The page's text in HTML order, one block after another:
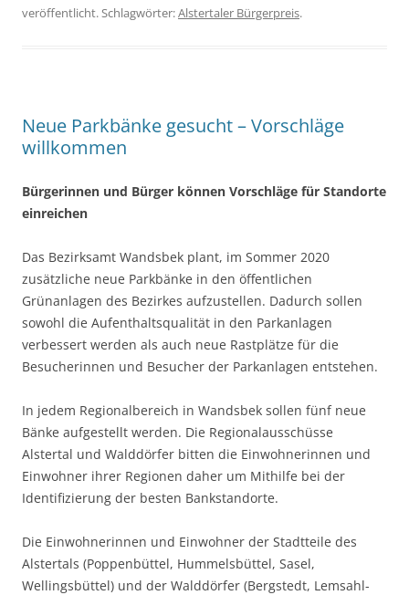
veröffentlicht. Schlagwörter:Alstertaler Bürgerpreis.
Neue Parkbänke gesucht – Vorschläge
willkommen
Bürgerinnen und Bürger können Vorschläge für Standorte
einreichen
Das Bezirksamt Wandsbek plant, im Sommer 2020
zusätzliche neue Parkbänke in den öffentlichen
Grünanlagen des Bezirkes aufzustellen. Dadurch sollen
sowohl die Aufenthaltsqualität in den Parkanlagen
verbessert werden als auch neue Rastplätze für die
Besucherinnen und Besucher der Parkanlagen entstehen.
In jedem Regionalbereich in Wandsbek sollen fünf neue
Bänke aufgestellt werden. Die Regionalausschüsse
Alstertal und Walddörfer bitten die Einwohnerinnen und
Einwohner ihrer Regionen daher um Mithilfe bei der
Identifizierung der besten Bankstandorte.
Die Einwohnerinnen und Einwohner der Stadtteile des
Alstertals (Poppenbüttel, Hummelsbüttel, Sasel,
Wellingsbüttel) und der Walddörfer (Bergstedt, Lemsahl-